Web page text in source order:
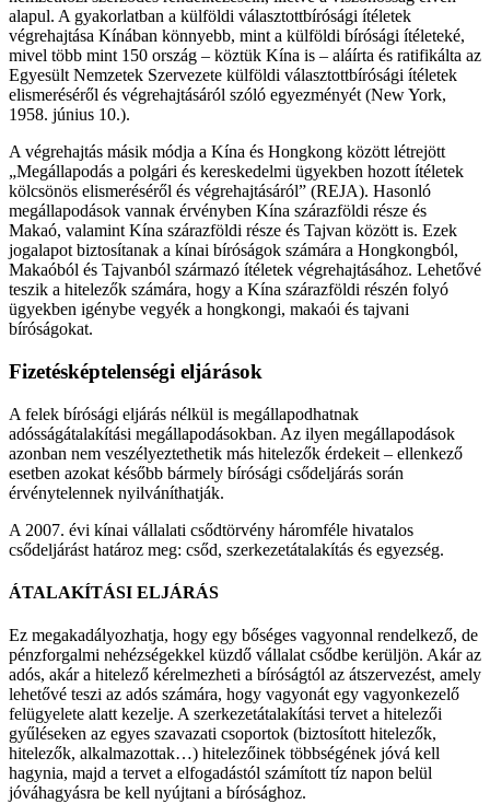
alapul. A gyakorlatban a külföldi választottbírósági ítéletek
végrehajtása Kínában könnyebb, mint a külföldi bírósági ítéleteké,
mivel több mint 150 ország – köztük Kína is – aláírta és ratifikálta az
Egyesült Nemzetek Szervezete külföldi választottbírósági ítéletek
elismeréséről és végrehajtásáról szóló egyezményét (New York,
1958. június 10.).
A végrehajtás másik módja a Kína és Hongkong között létrejött
„Megállapodás a polgári és kereskedelmi ügyekben hozott ítéletek
kölcsönös elismeréséről és végrehajtásáról” (REJA). Hasonló
megállapodások vannak érvényben Kína szárazföldi része és
Makaó, valamint Kína szárazföldi része és Tajvan között is. Ezek
jogalapot biztosítanak a kínai bíróságok számára a Hongkongból,
Makaóból és Tajvanból származó ítéletek végrehajtásához. Lehetővé
teszik a hitelezők számára, hogy a Kína szárazföldi részén folyó
ügyekben igénybe vegyék a hongkongi, makaói és tajvani
bíróságokat.
Fizetésképtelenségi eljárások
A felek bírósági eljárás nélkül is megállapodhatnak
adósságátalakítási megállapodásokban. Az ilyen megállapodások
azonban nem veszélyeztethetik más hitelezők érdekeit – ellenkező
esetben azokat később bármely bírósági csődeljárás során
érvénytelennek nyilváníthatják.
A 2007. évi kínai vállalati csődtörvény háromféle hivatalos
csődeljárást határoz meg: csőd, szerkezetátalakítás és egyezség.
ÁTALAKÍTÁSI ELJÁRÁS
Ez megakadályozhatja, hogy egy bőséges vagyonnal rendelkező, de
pénzforgalmi nehézségekkel küzdő vállalat csődbe kerüljön. Akár az
adós, akár a hitelező kérelmezheti a bíróságtól az átszervezést, amely
lehetővé teszi az adós számára, hogy vagyonát egy vagyonkezelő
felügyelete alatt kezelje. A szerkezetátalakítási tervet a hitelezői
gyűléseken az egyes szavazati csoportok (biztosított hitelezők,
hitelezők, alkalmazottak…) hitelezőinek többségének jóvá kell
hagynia, majd a tervet a elfogadástól számított tíz napon belül
jóváhagyásra be kell nyújtani a bírósághoz.